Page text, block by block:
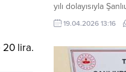
20 lira.
yılı dolayısıyla
panelde,
toplumsal
Necmettin Cevheri
gerçekleştirilen
19.04.2026 13:16